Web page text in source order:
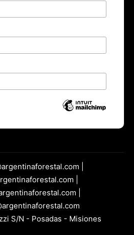
|
|
|
S/N - Posadas - Misiones